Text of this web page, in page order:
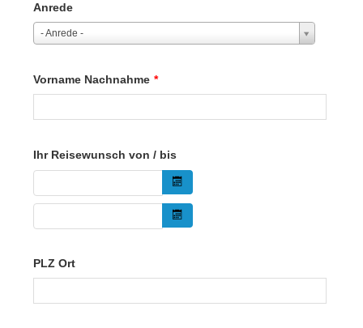
Anrede
- Anrede -
Vorname Nachnahme *
Ihr Reisewunsch von / bis
PLZ Ort